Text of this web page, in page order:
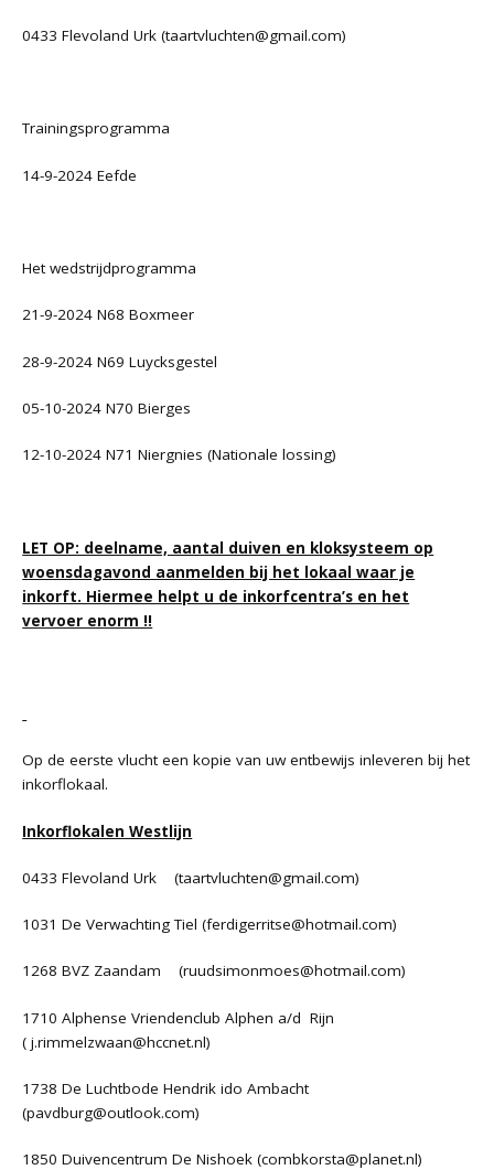
0433 Flevoland Urk (taartvluchten@gmail.com)
Trainingsprogramma
14-9-2024 Eefde
Het wedstrijdprogramma
21-9-2024 N68 Boxmeer
28-9-2024 N69 Luycksgestel
05-10-2024 N70 Bierges
12-10-2024 N71 Niergnies (Nationale lossing)
LET OP: deelname, aantal duiven en kloksysteem op
woensdagavond aanmelden bij het lokaal waar je
inkorft. Hiermee helpt u de inkorfcentra’s en het
vervoer enorm !!
Op de eerste vlucht een kopie van uw entbewijs inleveren bij het
inkorflokaal.
Inkorflokalen Westlijn
0433 Flevoland Urk (taartvluchten@gmail.com)
1031 De Verwachting Tiel (ferdigerritse@hotmail.com)
1268 BVZ Zaandam (ruudsimonmoes@hotmail.com)
1710 Alphense Vriendenclub Alphen a/d Rijn
(j.rimmelzwaan@hccnet.nl)
1738 De Luchtbode Hendrik ido Ambacht
(pavdburg@outlook.com)
1850 Duivencentrum De Nishoek (combkorsta@planet.nl)